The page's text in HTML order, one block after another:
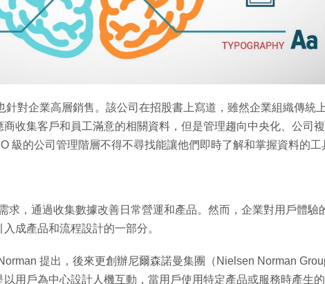
針對企業高層銷售。該公司在招股書上寫道，雖然企業組織傳統
收集客戶和員工滿意的相關資料，但是管理趨向中央化、公司
級的公司管理階層不得不尋找能讓他們即時了解和掌握資料的工
求，通過收集數據改善日常營運和產品。然而，企業對用戶體驗
成產品和流程設計的一部分。
提出，後來更創辦尼爾森諾曼集團（Nielsen Norman
用戶為中心設計人機互動，當用戶使用特定產品或服務時產生